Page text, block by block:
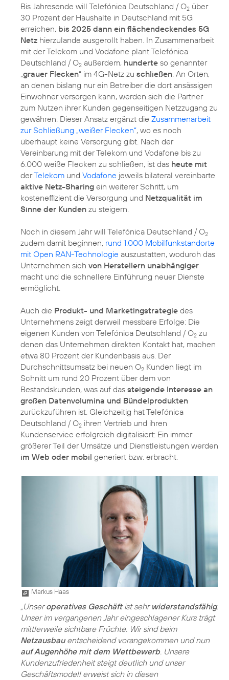
Bis Jahresende will Telefónica Deutschland / O2 über
30 Prozent der Haushalte in Deutschland mit 5G
erreichen, bis 2025 dann ein flächendeckendes 5G
Netz hierzulande ausgerollt haben. In Zusammenarbeit
mit der Telekom und Vodafone plant Telefónica
Deutschland / O2 außerdem, hunderte so genannter
„grauer Flecken“ im 4G-Netz zu schließen . An Orten,
an denen bislang nur ein Betreiber die dort ansässigen
Einwohner versorgen kann, werden sich die Partner
zum Nutzen ihrer Kunden gegenseitigen Netzzugang zu
gewähren. Dieser Ansatz ergänzt die Zusammenarbeit
zur Schließung „weißer Flecken“, wo es noch
überhaupt keine Versorgung gibt. Nach der
Vereinbarung mit der Telekom und Vodafone bis zu
6.000 weiße Flecken zu schließen, ist das heute mit
derTelekom und Vodafone jeweils bilateral vereinbarte
aktive Netz-Sharing ein weiterer Schritt, um
kosteneffizient die Versorgung und Netzqualität im
Sinne der Kunden zu steigern.
Noch in diesem Jahr will Telefónica Deutschland / O2
zudem damit beginnen, rund 1.000 Mobilfunkstandorte
mit Open RAN-Technologie auszustatten, wodurch das
Unternehmen sich von Herstellern unabhängiger
macht und die schnellere Einführung neuer Dienste
ermöglicht.
Auch die Produkt- und Marketingstrategie des
Unternehmens zeigt derweil messbare Erfolge: Die
eigenen Kunden von Telefónica Deutschland / O2 zu
denen das Unternehmen direkten Kontakt hat, machen
etwa 80 Prozent der Kundenbasis aus. Der
Durchschnittsumsatz bei neuen O2 Kunden liegt im
Schnitt um rund 20 Prozent über dem von
Bestandskunden, was auf das steigende Interesse an
großen Datenvolumina und Bündelprodukten
zurückzuführen ist. Gleichzeitig hat Telefónica
Deutschland / O2 ihren Vertrieb und ihren
Kundenservice erfolgreich digitalisiert: Ein immer
größerer Teil der Umsätze und Dienstleistungen werden
im Web oder mobil generiert bzw. erbracht.
Markus Haas
„Unseroperatives Geschäftist sehr widerstandsfähig.
Unser im vergangenen Jahr eingeschlagener Kurs trägt
mittlerweile sichtbare Früchte. Wir sind beim
Netzausbauentscheidend vorangekommen und nun
auf Augenhöhe mit dem Wettbewerb. Unsere
Kundenzufriedenheit steigt deutlich und unser
Geschäftsmodell erweist sich in diesen